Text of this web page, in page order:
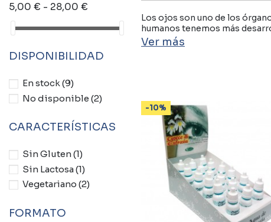
Los ojos son uno de los
humanos tenemos más
Ver más
-10%
5,00 € - 28,00 €
DISPONIBILIDAD
En stock (9)
No disponible (2)
CARACTERÍSTICAS
Sin Gluten(1)
Sin Lactosa(1)
Vegetariano (2)
FORMATO